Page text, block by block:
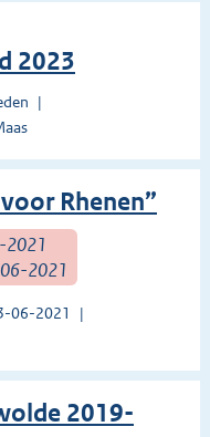
2023
Rhenen”
2021
2021
06-2021
2019-